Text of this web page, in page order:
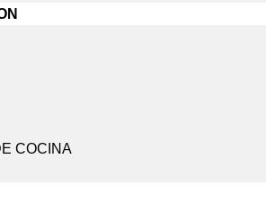
COCINA